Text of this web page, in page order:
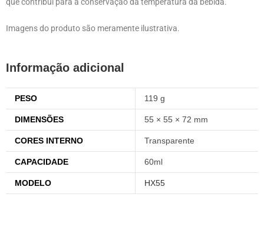
Imagens do produto são meramente ilustrativa.
Informação adicional
PESO 119 g
DIMENSÕES 55 × 55 × 72 mm
CORES INTERNO Transparente
CAPACIDADE 60ml
MODELO HX55